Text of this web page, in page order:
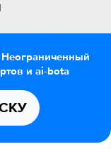
Неограниченный
и ai-bota